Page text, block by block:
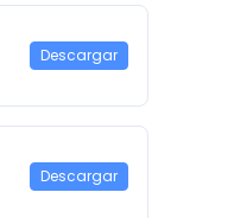
Descargar
Descargar